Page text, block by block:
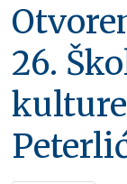
26.
kulture